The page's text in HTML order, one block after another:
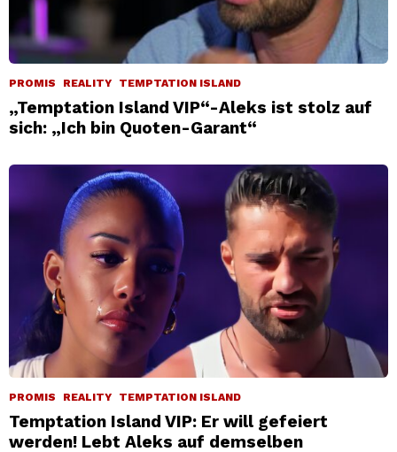
PROMIS REALITY TEMPTATION ISLAND
„Temptation Island VIP“-Aleks ist stolz auf
sich: „Ich bin Quoten-Garant“
PROMIS REALITY TEMPTATION ISLAND
Temptation Island VIP: Er will gefeiert
werden! Lebt Aleks auf demselben